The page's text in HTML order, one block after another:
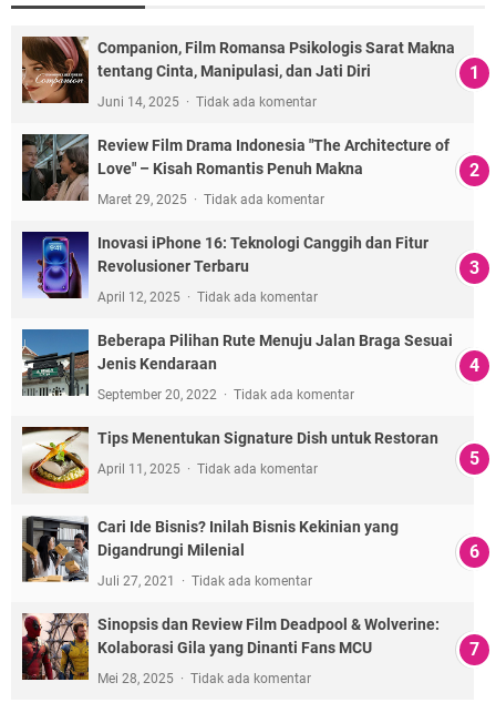
Companion, Film Romansa Psikologis Sarat Makna
tentang Cinta, Manipulasi, dan Jati Diri
Juni 14, 2025 Tidak ada komentar
Review Film Drama Indonesia "The Architecture of
Love" – Kisah Romantis Penuh Makna
Maret 29, 2025 Tidak ada komentar
Inovasi iPhone 16: Teknologi Canggih dan Fitur
Revolusioner Terbaru
April 12, 2025 Tidak ada komentar
Beberapa Pilihan Rute Menuju Jalan Braga Sesuai
Jenis Kendaraan
September 20, 2022 Tidak ada komentar
Tips Menentukan Signature Dish untuk Restoran
April 11, 2025 Tidak ada komentar
Cari Ide Bisnis? Inilah Bisnis Kekinian yang
Digandrungi Milenial
Juli 27, 2021 Tidak ada komentar
Sinopsis dan Review Film Deadpool & Wolverine:
Kolaborasi Gila yang Dinanti Fans MCU
Mei 28, 2025 Tidak ada komentar